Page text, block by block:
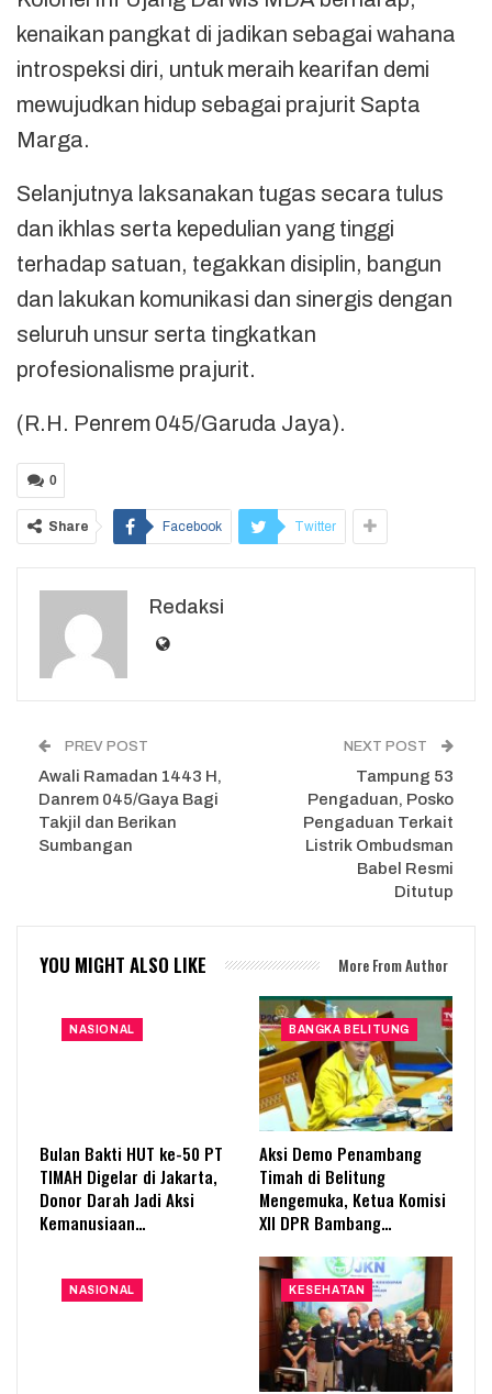
kenaikan pangkat di jadikan sebagai wahana
introspeksi diri, untuk meraih kearifan demi
mewujudkan hidup sebagai prajurit Sapta
Marga.
Selanjutnya laksanakan tugas secara tulus
dan ikhlas serta kepedulian yang tinggi
terhadap satuan, tegakkan disiplin, bangun
dan lakukan komunikasi dan sinergis dengan
seluruh unsur serta tingkatkan
profesionalisme prajurit.
(R.H. Penrem 045/Garuda Jaya).
0
Share Facebook Twitter
Redaksi
PREV POST
Awali Ramadan 1443 H,
Danrem 045/Gaya Bagi
Takjil dan Berikan
Sumbangan
NEXT POST
Tampung 53
Pengaduan, Posko
Pengaduan Terkait
Listrik Ombudsman
Babel Resmi
Ditutup
YOU MIGHT ALSO LIKE More From Author
NASIONAL
Bulan Bakti HUT ke-50 PT
TIMAH Digelar di Jakarta,
Donor Darah Jadi Aksi
Kemanusiaan…
BANGKA BELITUNG
Aksi Demo Penambang
Timah di Belitung
Mengemuka, Ketua Komisi
XII DPR Bambang…
NASIONAL KESEHATAN